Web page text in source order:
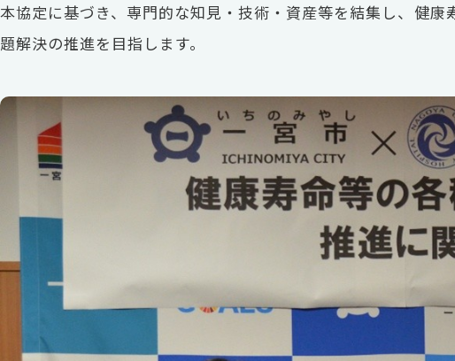
本協定に基づき、専門的な知見・技術・資産等を結集し、健
題解決の推進を目指します。